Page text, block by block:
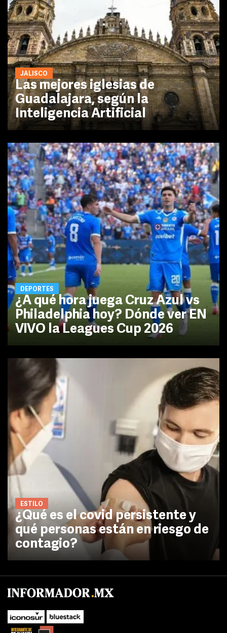
JALISCO
Las mejores iglesias de
Guadalajara, según la
Inteligencia Artificial
DEPORTES
¿A qué hora juega Cruz Azul vs
Philadelphia hoy? Dónde ver EN
VIVO la Leagues Cup 2026
ESTILO
¿Qué es el covid persistente y
qué personas están en riesgo de
contagio?